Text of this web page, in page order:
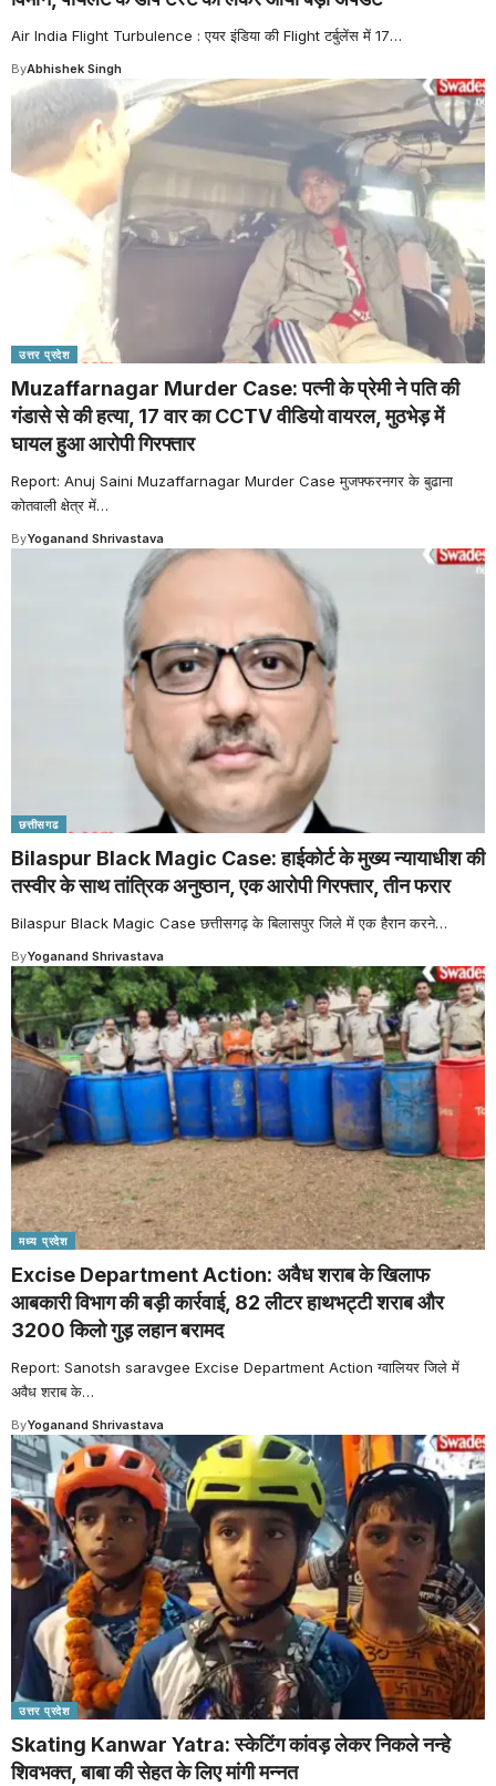
Air India Flight Turbulence : एयर इंडिया की Flight टर्बुलेंस में 17…
ByAbhishek Singh
उत्तर प्रदेश
Muzaffarnagar Murder Case: पत्नी के प्रेमी ने पति की
गंडासे से की हत्या, 17 वार का CCTV वीडियो वायरल, मुठभेड़ में
घायल हुआ आरोपी गिरफ्तार
Report: Anuj Saini Muzaffarnagar Murder Case मुजफ्फरनगर के बुढाना
कोतवाली क्षेत्र में…
ByYoganand Shrivastava
छत्तीसगढ
Bilaspur Black Magic Case: हाईकोर्ट के मुख्य न्यायाधीश की
तस्वीर के साथ तांत्रिक अनुष्ठान, एक आरोपी गिरफ्तार, तीन फरार
Bilaspur Black Magic Case छत्तीसगढ़ के बिलासपुर जिले में एक हैरान करने…
ByYoganand Shrivastava
मध्य प्रदेश
Excise Department Action: अवैध शराब के खिलाफ
आबकारी विभाग की बड़ी कार्रवाई, 82 लीटर हाथभट्टी शराब और
3200 किलो गुड़ लहान बरामद
Report: Sanotsh saravgee Excise Department Action ग्वालियर जिले में
अवैध शराब के…
ByYoganand Shrivastava
उत्तर प्रदेश
Skating Kanwar Yatra: स्केटिंग कांवड़ लेकर निकले नन्हे
शिवभक्त, बाबा की सेहत के लिए मांगी मन्नत